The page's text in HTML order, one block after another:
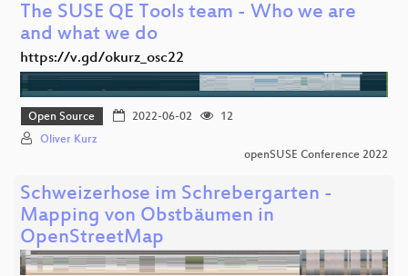
The SUSE QE Tools team - Who we are
and what we do
https://v.gd/okurz_osc22
Open Source 2022-06-02
12
Oliver Kurz
openSUSE Conference 2022
Schweizerhose im Schrebergarten -
Mapping von Obstbäumen in
OpenStreetMap